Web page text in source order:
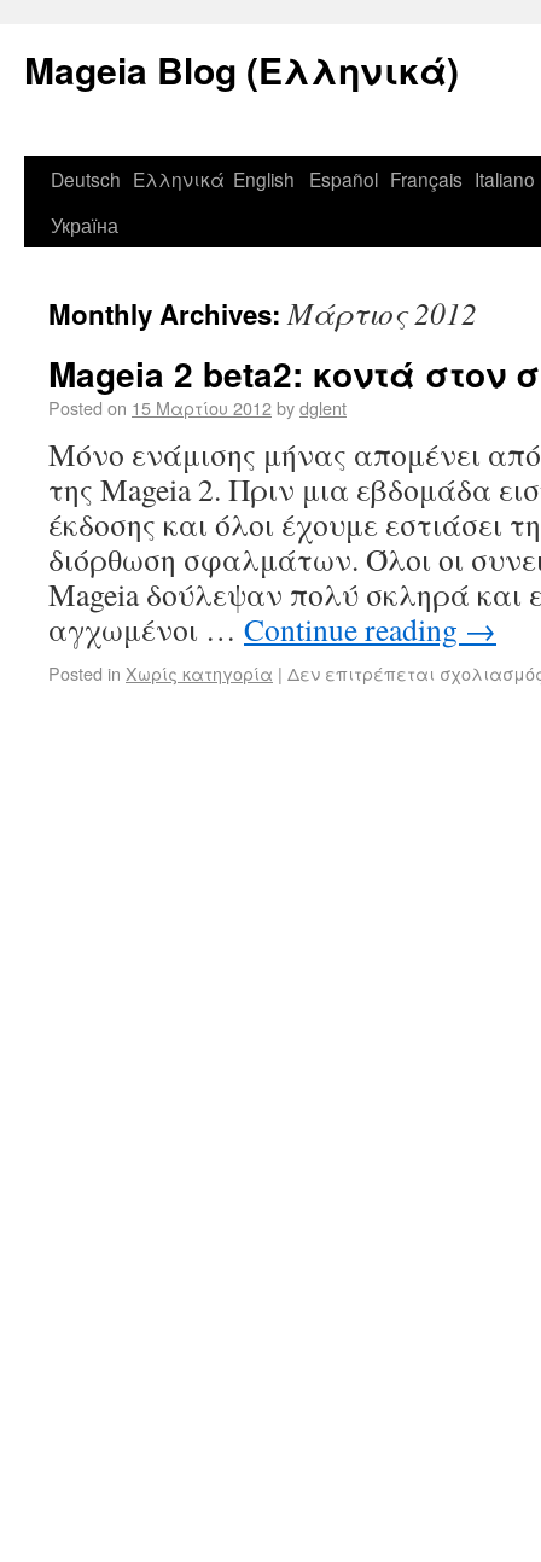
Mageia Blog (Ελληνικά)
Deutsch Ελληνικά English Español Français Italiano
Україна
Monthly Archives:Μάρτιος 2012
Mageia 2 beta2: κοντά στον
Posted on 15 Μαρτίου 2012bydglent
Μόνο ενάμισης μήνας απομένει
της Mageia 2. Πριν μια εβδομάδα
έκδοσης και όλοι έχουμε εστιάσει
διόρθωση σφαλμάτων. Όλοι οι
Mageia δούλεψαν πολύ σκληρά και
αγχωμένοι … Continue reading →
Posted in Χωρίς κατηγορία | Δεν επιτρέπεται